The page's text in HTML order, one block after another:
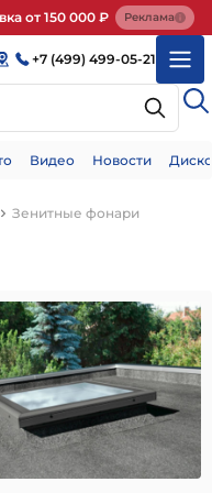
от 150 000 ₽ Реклама
+7 (499) 499-05-21
Видео Новости
Зенитные фонари